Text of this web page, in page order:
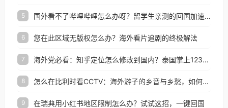
5 国外看不了哔哩哔哩怎么办呀？留学生亲测的回国加速全攻略（含酷我音乐渤海银行解决方法）
6 您在此区域无版权怎么办？海外看片追剧的终极解法
7 海外党必看：知乎定位怎么修改到国内？泰国掌上12333、印度天府通难题全解决！
8 怎么在比利时看CCTV：海外游子的乡音与乡愁，如何一键连接？
9 在瑞典用小红书地区限制怎么办？试试这招，一键回国